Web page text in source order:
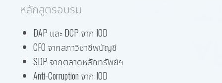
หลักสูตรอบรม
DAP และ DCP จาก IOD
CFO จากสภาวิชาชีพบัญชี
SDP จากตลาดหลักทรัพย์ฯ
Anti-Corruption จาก IOD